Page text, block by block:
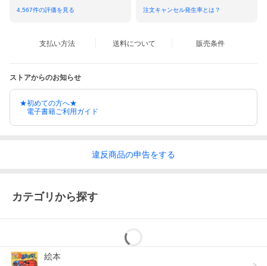
4,567件の評価を見る 注文キャンセル発生率とは？
支払い方法 送料について 販売条件
ストアからのお知らせ
★初めての方へ★
電子書籍ご利用ガイド
違反商品の申告をする
カテゴリから探す
絵本